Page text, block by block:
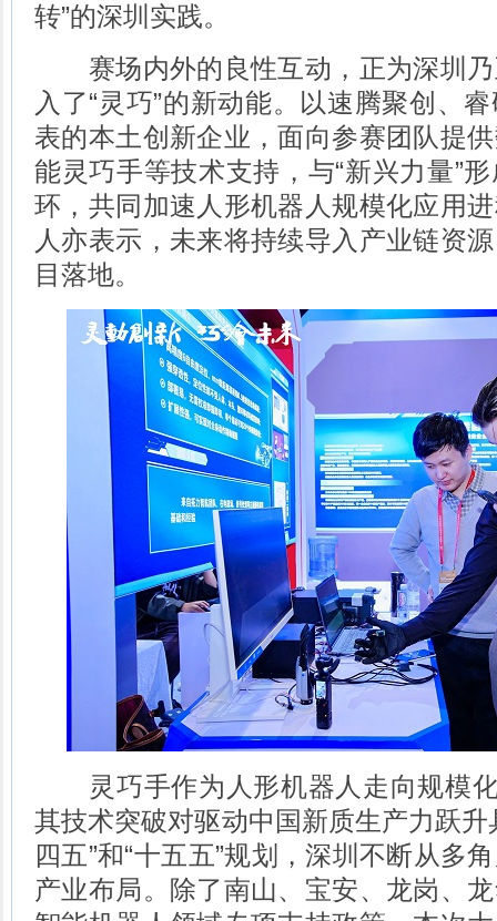
转”的深圳实践。
赛场内外的良性互动，正为深圳乃
入了“灵巧”的新动能。以速腾聚创、
表的本土创新企业，面向参赛团队提
能灵巧手等技术支持，与“新兴力量”
环，共同加速人形机器人规模化应用
人亦表示，未来将持续导入产业链资
目落地。
灵巧手作为人形机器人走向规模化
其技术突破对驱动中国新质生产力跃升
四五”和“十五五”规划，深圳不断从多
产业布局。除了南山、宝安、龙岗、